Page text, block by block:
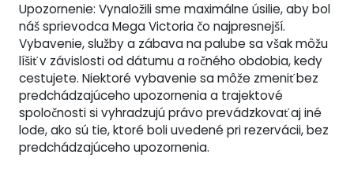
Upozornenie: Vynaložili sme maximálne úsilie, aby bol
náš sprievodca Mega Victoria čo najpresnejší.
Vybavenie, služby a zábava na palube sa však môžu
líšiť v závislosti od dátumu a ročného obdobia, kedy
cestujete. Niektoré vybavenie sa môže zmeniť bez
predchádzajúceho upozornenia a trajektové
spoločnosti si vyhradzujú právo prevádzkovať aj iné
lode, ako sú tie, ktoré boli uvedené pri rezervácii, bez
predchádzajúceho upozornenia.